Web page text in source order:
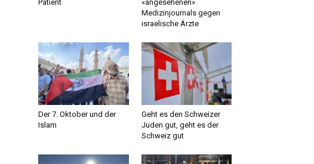
Patient
«angesehenen»
Medizinjournals gegen
israelische Ärzte
Der 7. Oktober und der
Islam
Geht es den Schweizer
Juden gut, geht es der
Schweiz gut